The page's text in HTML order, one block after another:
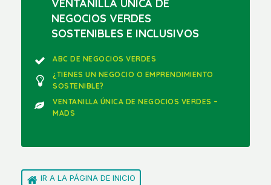
VENTANILLA ÚNICA DE
NEGOCIOS VERDES
SOSTENIBLES E INCLUSIVOS
ABC DE NEGOCIOS VERDES
¿TIENES UN NEGOCIO O EMPRENDIMIENTO
SOSTENIBLE?
VENTANILLA ÚNICA DE NEGOCIOS VERDES –
MADS
IR A LA PÁGINA DE INICIO